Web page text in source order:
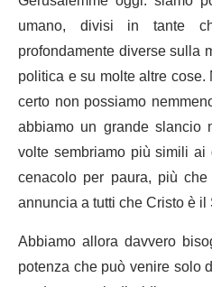
umano, divisi in tante
profondamente diverse sulla
politica e su molte altre
certo non possiamo
abbiamo un grande
volte sembriamo più simili
cenacolo per paura, più
annuncia a tutti che Cristo è
Abbiamo allora davvero
potenza che può venire solo